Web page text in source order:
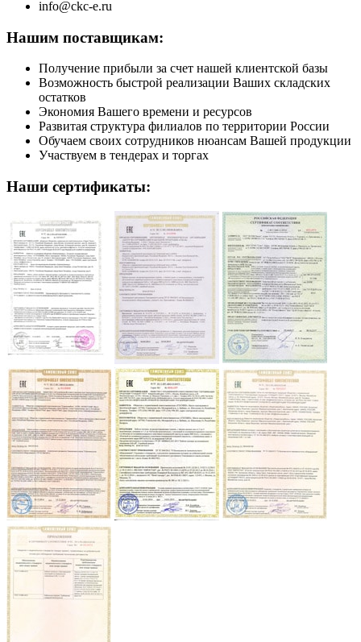
info@ckc-e.ru
Нашим поставщикам:
Получение прибыли за счет нашей клиентской базы
Возможность быстрой реализации Ваших складских
остатков
Экономия Вашего времени и ресурсов
Развитая структура филиалов по территории России
Обучаем своих сотрудников нюансам Вашей продукции
Участвуем в тендерах и торгах
Наши сертификаты: